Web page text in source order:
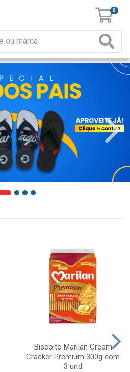
0
Biscoito Marilan Cream
Cracker Premium 300g com
3 und